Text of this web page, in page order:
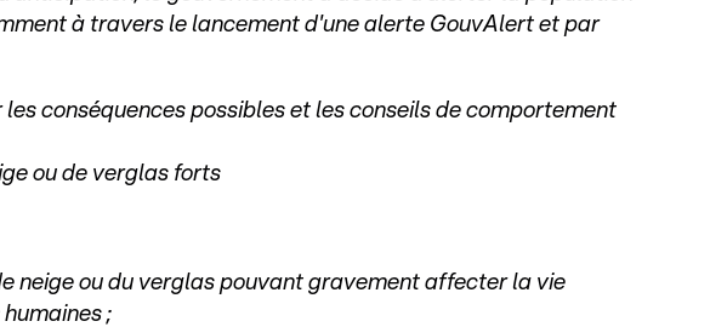
à travers le lancement d'une alerte GouvAlert et par
conséquences possibles et les conseils de comportement
ou de verglas forts
neige ou du verglas pouvant gravement affecter la vie
;